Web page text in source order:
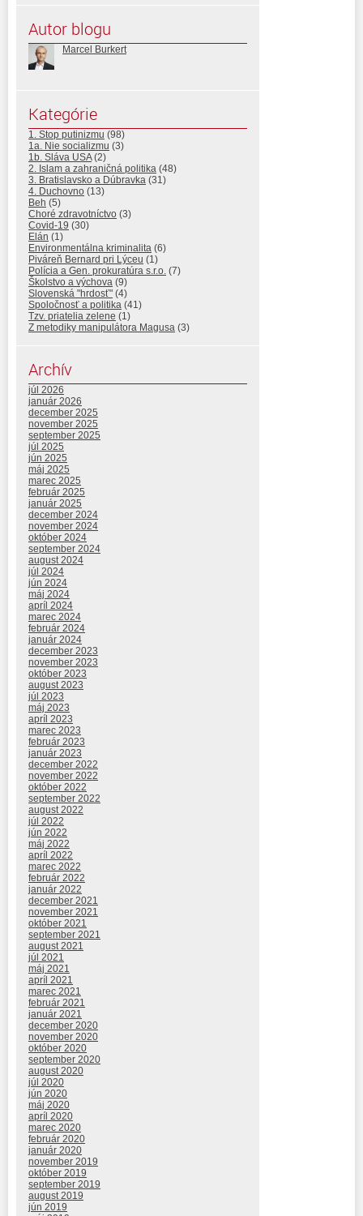
Autor blogu
Marcel Burkert
Kategórie
1. Stop putinizmu (98)
1a. Nie socializmu (3)
1b. Sláva USA(2)
2. Islam a zahraničná politika (48)
3. Bratislavsko a Dúbravka (31)
4. Duchovno (13)
Beh (5)
Choré zdravotníctvo (3)
Covid-19 (30)
Elán (1)
Environmentálna kriminalita (6)
Piváreň Bernard pri Lýceu (1)
Polícia a Gen. prokuratúra s.r.o. (7)
Školstvo a výchova (9)
Slovenská "hrdosť" (4)
Spoločnosť a politika (41)
Tzv. priatelia zelene (1)
Z metodiky manipulátora Magusa (3)
Archív
júl 2026
január 2026
december 2025
november 2025
september 2025
júl 2025
jún 2025
máj 2025
marec 2025
február 2025
január 2025
december 2024
november 2024
október 2024
september 2024
august 2024
júl 2024
jún 2024
máj 2024
apríl 2024
marec 2024
február 2024
január 2024
december 2023
november 2023
október 2023
august 2023
júl 2023
máj 2023
apríl 2023
marec 2023
február 2023
január 2023
december 2022
november 2022
október 2022
september 2022
august 2022
júl 2022
jún 2022
máj 2022
apríl 2022
marec 2022
február 2022
január 2022
december 2021
november 2021
október 2021
september 2021
august 2021
júl 2021
máj 2021
apríl 2021
marec 2021
február 2021
január 2021
december 2020
november 2020
október 2020
september 2020
august 2020
júl 2020
jún 2020
máj 2020
apríl 2020
marec 2020
február 2020
január 2020
november 2019
október 2019
september 2019
august 2019
jún 2019